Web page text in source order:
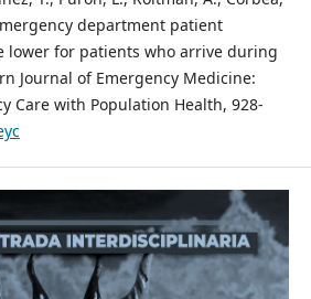
department patient
lower for patients who arrive during
Journal of Emergency Medicine:
Care with Population Health, 928-